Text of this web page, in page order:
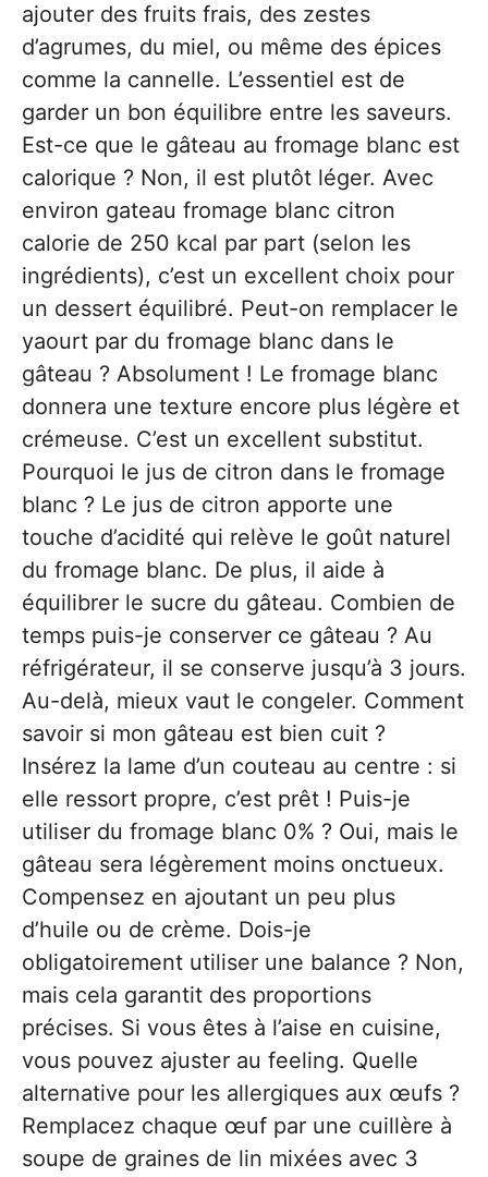
ajouter des fruits frais, des zestes
d’agrumes, du miel, ou même des épices
comme la cannelle. L’essentiel est de
garder un bon équilibre entre les saveurs.
Est-ce que le gâteau au fromage blanc est
calorique ? Non, il est plutôt léger. Avec
environ gateau fromage blanc citron
calorie de 250 kcal par part (selon les
ingrédients), c’est un excellent choix pour
un dessert équilibré. Peut-on remplacer le
yaourt par du fromage blanc dans le
gâteau ? Absolument ! Le fromage blanc
donnera une texture encore plus légère et
crémeuse. C’est un excellent substitut.
Pourquoi le jus de citron dans le fromage
blanc ? Le jus de citron apporte une
touche d’acidité qui relève le goût naturel
du fromage blanc. De plus, il aide à
équilibrer le sucre du gâteau. Combien de
temps puis-je conserver ce gâteau ? Au
réfrigérateur, il se conserve jusqu’à 3 jours.
Au-delà, mieux vaut le congeler. Comment
savoir si mon gâteau est bien cuit ?
Insérez la lame d’un couteau au centre : si
elle ressort propre, c’est prêt ! Puis-je
utiliser du fromage blanc 0% ? Oui, mais le
gâteau sera légèrement moins onctueux.
Compensez en ajoutant un peu plus
d’huile ou de crème. Dois-je
obligatoirement utiliser une balance ? Non,
mais cela garantit des proportions
précises. Si vous êtes à l’aise en cuisine,
vous pouvez ajuster au feeling. Quelle
alternative pour les allergiques aux œufs ?
Remplacez chaque œuf par une cuillère à
soupe de graines de lin mixées avec 3